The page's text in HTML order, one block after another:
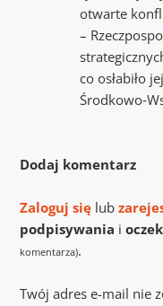
otwarte
–
co osłabiło
Dodaj komentarz
Zaloguj sięlub
podpisywania i
komentarza).
Twój adres e-mail nie